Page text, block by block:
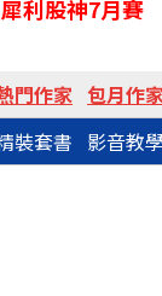
犀利股神7月賽
門作家 包月作
裝套書 影音教